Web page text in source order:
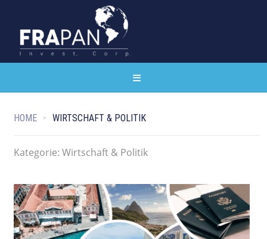
HOME WIRTSCHAFT & POLITIK
Kategorie: Wirtschaft & Politik